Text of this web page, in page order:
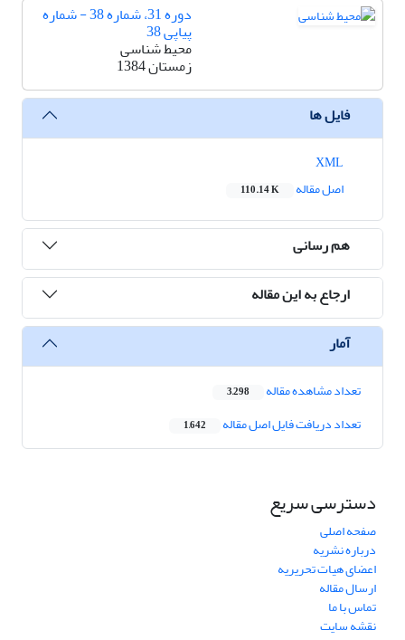
دوره 31، شماره 38 - شماره
پیاپی 38
محیط شناسی
زمستان 1384
فایل ها
اصل مقاله
110.14 K
هم رسانی
ارجاع به این مقاله
آمار
تعداد مشاهده مقاله 3,298
تعداد دریافت فایل اصل مقاله 1,642
دسترسی سریع
صفحه اصلی
درباره نشریه
اعضای هیات تحریریه
ارسال مقاله
تماس با ما
نقشه سایت